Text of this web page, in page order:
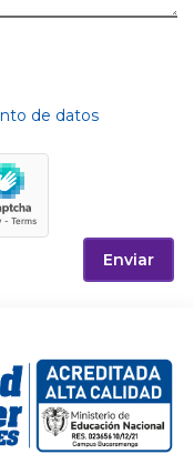
de datos
Enviar